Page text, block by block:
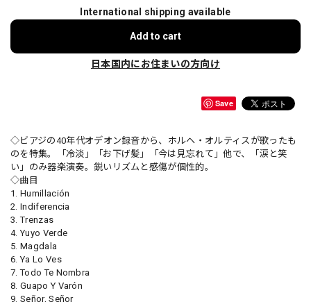
International shipping available
Add to cart
日本国内にお住まいの方向け
Save
◇ビアジの40年代オデオン録音から、ホルヘ・オルティスが歌ったも
のを特集。「冷淡」「お下げ髪」「今は見忘れて」他で、「涙と笑
い」のみ器楽演奏。鋭いリズムと感傷が個性的。
◇曲目
1. Humillación
2. Indiferencia
3. Trenzas
4. Yuyo Verde
5. Magdala
6. Ya Lo Ves
7. Todo Te Nombra
8. Guapo Y Varón
9. Señor, Señor